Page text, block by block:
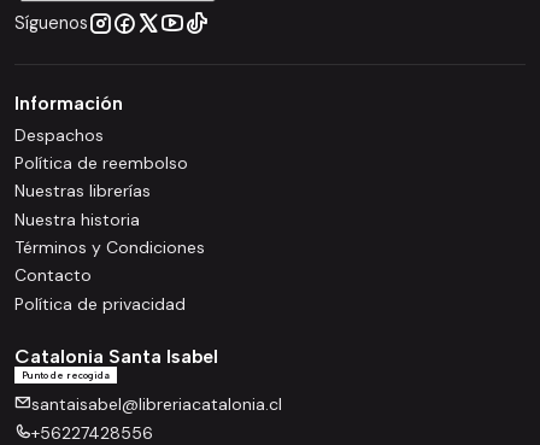
Síguenos
Información
Despachos
Política de reembolso
Nuestras librerías
Nuestra historia
Términos y Condiciones
Contacto
Política de privacidad
Catalonia Santa Isabel
Punto de recogida
santaisabel@libreriacatalonia.cl
+56227428556